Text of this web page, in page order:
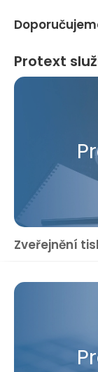
Protext
Zveřejnění